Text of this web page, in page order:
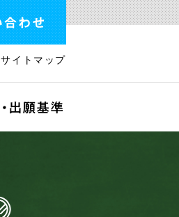
サイトマップ